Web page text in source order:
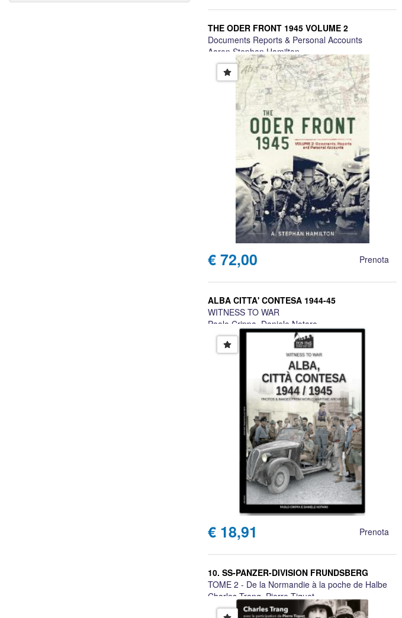
THE ODER FRONT 1945 VOLUME 2
Documents Reports & Personal Accounts
Aaron Stephan Hamilton
€ 72,00 Prenota
ALBA CITTA' CONTESA 1944-45
WITNESS TO WAR
Paolo Crippa, Daniele Notaro
€ 18,91 Prenota
10. SS-PANZER-DIVISION FRUNDSBERG
TOME 2 - De la Normandie à la poche de Halbe
Charles Trang, Pierre Tiquet